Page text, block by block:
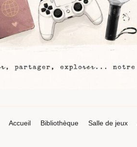
Accueil
Bibliothèque Salle de jeux